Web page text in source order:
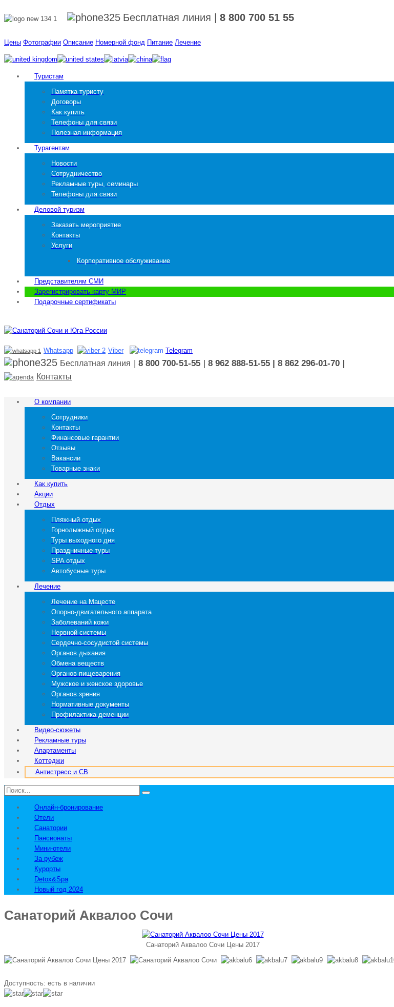
Бесплатная линия 8 800 700 51 55
Цены Фотографии Описание Номерной фонд Питание Лечение
Туристам
Памятка туристу
Договоры
Как купить
Телефоны для связи
Полезная информация
Турагентам
Новости
Сотрудничество
Рекламные туры, семинары
Телефоны для связи
Деловой туризм
Заказать мероприятие
Контакты
Услуги
Корпоративное обслуживание
Представителям СМИ
Зарегистрировать карту МИР
Подарочные сертификаты
Whatsapp Viber Telegram
Бесплатная линия | 8 800 700-51-55 | 8 962 888-51-55 | 8 862 296-01-70 |
Контакты
О компании
Сотрудники
Контакты
Финансовые гарантии
Отзывы
Вакансии
Товарные знаки
Как купить
Акции
Отдых
Пляжный отдых
Горнолыжный отдых
Туры выходного дня
Праздничные туры
SPA отдых
Автобусные туры
Лечение
Лечение на Мацесте
Опорно-двигательного аппарата
Заболеваний кожи
Нервной системы
Сердечно-сосудистой системы
Органов дыхания
Обмена веществ
Органов пищеварения
Мужское и женское здоровье
Органов зрения
Нормативные документы
Профилактика деменции
Видео-сюжеты
Рекламные туры
Апартаменты
Коттеджи
Антистресс и СВ
Онлайн-бронирование
Отели
Санатории
Пансионаты
Мини-отели
За рубеж
Курорты
Detox&Spa
Новый год 2024
Санаторий Аквалоо Сочи
Санаторий Аквалоо Сочи Цены 2017
Доступность: есть в наличии